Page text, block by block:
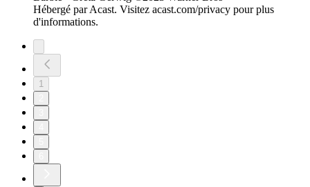
Hébergé par Acast. Visitez acast.com/privacy pour plus
d'informations.
1